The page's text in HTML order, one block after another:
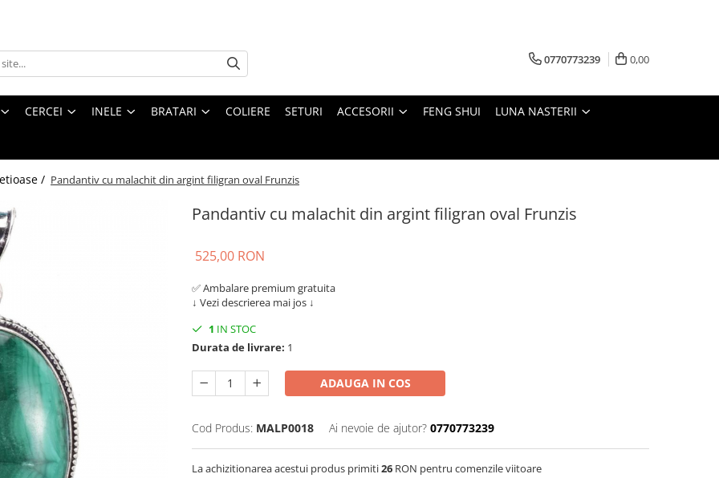
0770773239 0,00
CERCEI INELE BRATARI COLIERE SETURI ACCESORII FENG SHUI LUNA NASTERII
/ Pandantiv cu malachit din argint filigran oval Frunzis
Pandantiv cu malachit din argint filigran oval Frunzis
525,00 RON
✅ Ambalare premium gratuita
↓ Vezi descrierea mai jos ↓
1 IN STOC
Durata de livrare: 1
ADAUGA IN COS
Cod Produs: MALP0018 Ai nevoie de ajutor? 0770773239
La achizitionarea acestui produs primiti26 RON pentru comenzile viitoare